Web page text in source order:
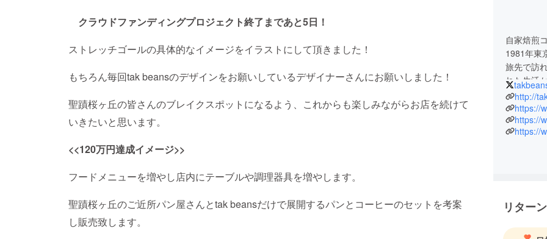
クラウドファンディングプロジェクト終了まであと5日！
ストレッチゴールの具体的なイメージをイラストにして頂きました！
もちろん毎回tak beansのデザインをお願いしているデザイナーさんにお願いしました！
聖蹟桜ヶ丘の皆さんのブレイクスポットになるよう、これからも楽しみながらお店を続けて
いきたいと思います。
<<120万円達成イメージ>>
フードメニューを増やし店内にテーブルや調理器具を増やします。
聖蹟桜ヶ丘のご近所パン屋さんとtak beansだけで展開するパンとコーヒーのセットを考案
し販売致します。
自家焙煎
1981年東
旅先で訪
れた生活
2012年９
の専門店
現在、コ
エリアを
http://
https://
https://
https://
リター